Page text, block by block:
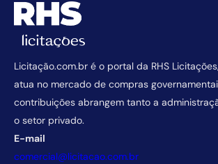
Licitação.com.br é o portal da RHS
atua no mercado de compras
contribuições abrangem tanto a
o setor privado.
E-mail
comercial@licitacao.com.br